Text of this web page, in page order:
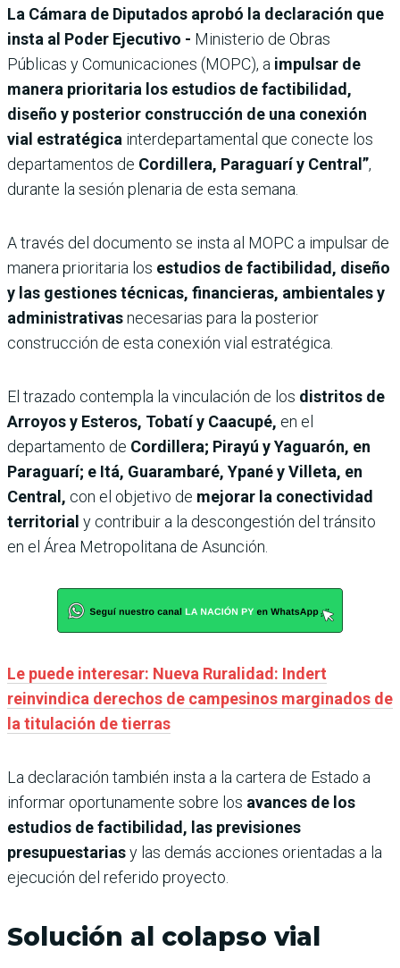
La Cámara de Diputados aprobó la declaración que
insta al Poder Ejecutivo - Ministerio de Obras
Públicas y Comunicaciones (MOPC), a impulsar de
manera prioritaria los estudios de factibilidad,
diseño y posterior construcción de una conexión
vial estratégica interdepartamental que conecte los
departamentos de Cordillera, Paraguarí y Central”,
durante la sesión plenaria de esta semana.
A través del documento se insta al MOPC a impulsar de
manera prioritaria los estudios de factibilidad, diseño
y las gestiones técnicas, financieras, ambientales y
administrativasnecesarias para la posterior
construcción de esta conexión vial estratégica.
El trazado contempla la vinculación de los distritos de
Arroyos y Esteros, Tobatí y Caacupé, en el
departamento de Cordillera; Pirayú y Yaguarón, en
Paraguarí; e Itá, Guarambaré, Ypané y Villeta, en
Central, con el objetivo de mejorar la conectividad
territorial y contribuir a la descongestión del tránsito
en el Área Metropolitana de Asunción.
Le puede interesar: Nueva Ruralidad: Indert
reinvindica derechos de campesinos marginados de
la titulación de tierras
La declaración también insta a la cartera de Estado a
informar oportunamente sobre los avances de los
estudios de factibilidad, las previsiones
presupuestariasy las demás acciones orientadas a la
ejecución del referido proyecto.
Solución al colapso vial